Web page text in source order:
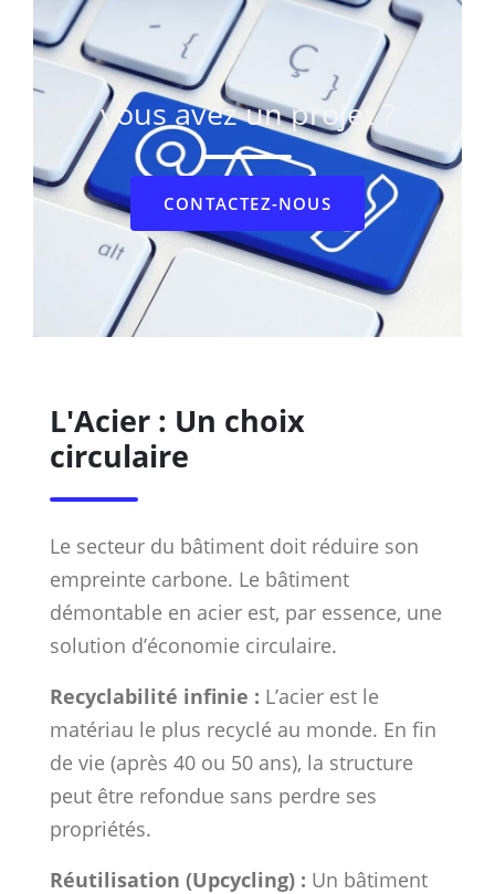
vous avez un projet ?
CONTACTEZ-NOUS
L'Acier : Un choix
circulaire
Le secteur du bâtiment doit réduire son
empreinte carbone. Le bâtiment
démontable en acier est, par essence, une
solution d’économie circulaire.
Recyclabilité infinie : L’acier est le
matériau le plus recyclé au monde. En fin
de vie (après 40 ou 50 ans), la structure
peut être refondue sans perdre ses
propriétés.
Réutilisation (Upcycling) : Un bâtiment